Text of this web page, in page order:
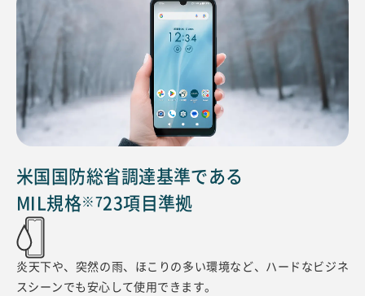
米国国防総省調達基準である
MIL規格※723項目準拠
炎天下や、突然の雨、ほこりの多い環境など、 ハードなビジネ
スシーンでも安心して使用できます。